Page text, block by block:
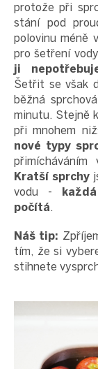
protože při
stání pod
polovinu méně
pro šetření
ji
Šetřit se však
běžná
minutu. Stejně
při mnohem
nové typy
Kratší sprchy
vodu -
počítá.
Náš tip:
tím, že si
stihnete